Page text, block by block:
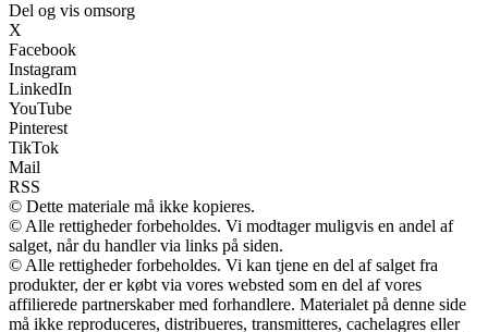
Del og vis omsorg
X
Facebook
Instagram
LinkedIn
YouTube
Pinterest
TikTok
Mail
RSS
© Dette materiale må ikke kopieres.
© Alle rettigheder forbeholdes. Vi modtager muligvis en andel af
salget, når du handler via links på siden.
© Alle rettigheder forbeholdes. Vi kan tjene en del af salget fra
produkter, der er købt via vores websted som en del af vores
affilierede partnerskaber med forhandlere. Materialet på denne side
må ikke reproduceres, distribueres, transmitteres, cachelagres eller